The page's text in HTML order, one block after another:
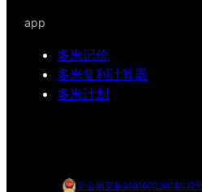
app
多米记价
多米复利计算器
多米计划
沪公网安备31010702008017